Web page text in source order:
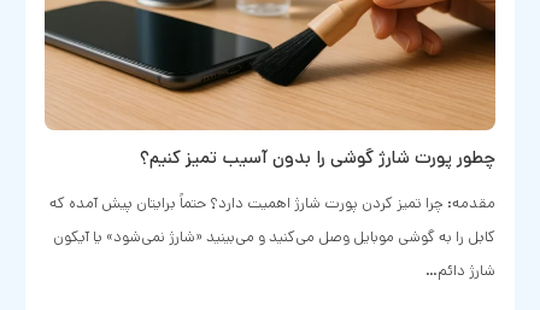
نرم‌افزار کنترل والدین برای نظارت بر گوشی فرز…
امروزه، کودکان از سنین پایین با گوشی‌ موبایل و تبلت‌ها آشنا می‌شوند و
حتی گاهی مهارتشان در استفاده از این دستگاه‌ها از بزرگسالان بیشتر است!
در حالی که…